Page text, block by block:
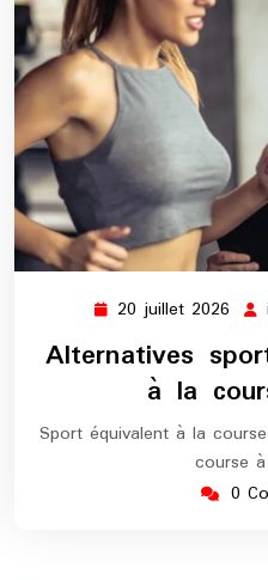
20 juillet 2026 20
2026
Alternatives
à la
Sport équivalent à la
course
0